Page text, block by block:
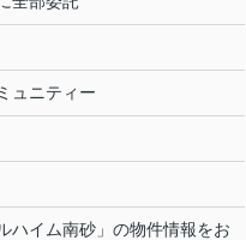
ュニティー
ハイム南砂」の物件情報をお